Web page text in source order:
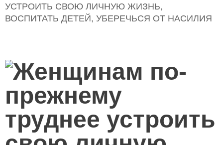
УСТРОИТЬ СВОЮ ЛИЧНУЮ ЖИЗНЬ,
ВОСПИТАТЬ ДЕТЕЙ, УБЕРЕЧЬСЯ ОТ НАСИЛИЯ